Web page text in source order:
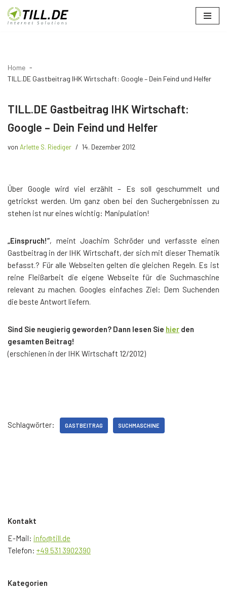
Zum
Home
TILL.DE Gastbeitrag IHK Wirtschaft: Google – Dein Feind und Helfer
TILL.DE Gastbeitrag IHK Wirtschaft:
Google – Dein Feind und Helfer
von Arlette S. Riediger 14. Dezember 2012
Über Google wird viel erzählt – Es soll geschummelt und
getrickst werden. Um ganz oben bei den Suchergebnissen zu
stehen ist nur eines wichtig: Manipulation!
„Einspruch!“, meint Joachim Schröder und verfasste einen
Gastbeitrag in der IHK Wirtschaft, der sich mit dieser Thematik
befasst.? Für alle Webseiten gelten die gleichen Regeln. Es ist
reine Fleißarbeit die eigene Webseite für die Suchmaschine
relevant zu machen. Googles einfaches Ziel: Dem Suchenden
die beste Antwort liefern.
Sind Sie neugierig geworden? Dann lesen Sie hier den
gesamten Beitrag!
(erschienen in der IHK Wirtschaft 12/2012)
Schlagwörter: GASTBEITRAG SUCHMASCHINE
Kontakt
E-Mail: info@till.de
Telefon: +49 531 3902390
Kategorien